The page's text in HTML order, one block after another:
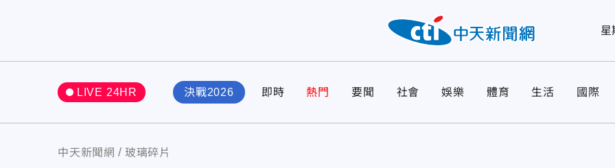
星
LIVE 24HR 決戰2026 即時 熱門 要聞 社會 娛樂 體育 生活 國際
中天新聞網 玻璃碎片